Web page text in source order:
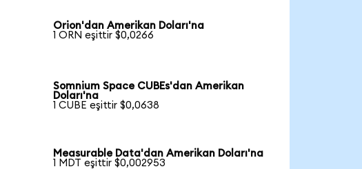
Orion'dan Amerikan Doları'na
1 ORN eşittir $0,0266
Somnium Space CUBEs'dan Amerikan
Doları'na
1 CUBE eşittir $0,0638
Measurable Data'dan Amerikan Doları'na
1 MDT eşittir $0,002953